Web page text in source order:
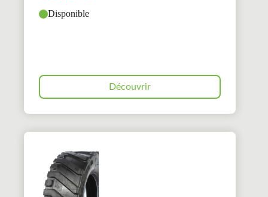
Disponible
Découvrir